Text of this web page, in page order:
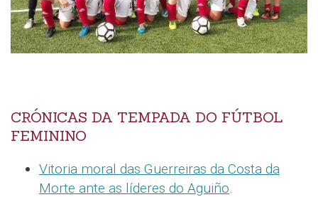
CRÓNICAS DA TEMPADA DO FÚTBOL
FEMININO
Vitoria moral das Guerreiras da Costa da
Morte ante as líderes do Aguiño.